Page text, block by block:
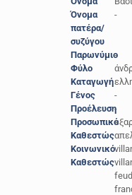
Όνομα
πατέρα/
συζύγου
-
Παρωνύμιο
-
Φύλο
Καταγωγή
Γένος
-
Προέλευση-
Προσωπικό
Καθεστώς
Κοινωνικό
Καθεστώς